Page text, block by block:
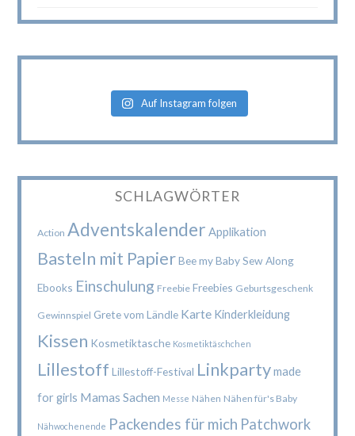
Auf Instagram folgen
SCHLAGWÖRTER
Action Adventskalender Applikation
Basteln mit Papier Bee my Baby Sew Along
Ebooks Einschulung Freebie Freebies Geburtsgeschenk
Gewinnspiel Grete vom Ländle Karte Kinderkleidung
Kissen Kosmetiktasche Kosmetiktäschchen
Lillestoff Lillestoff-Festival Linkpartymade
for girls Mamas Sachen Messe Nähen Nähen für's Baby
Nähwochenende Packendes für mich Patchwork